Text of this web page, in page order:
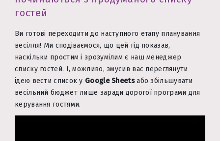
гостей
Ви готові переходити до наступного етапу планування
весілля! Ми сподіваємося, що цей гід показав,
наскільки простим і зрозумілим є наш менеджер
списку гостей. І, можливо, змусив вас переглянути
ідею вести список у Google Sheetsабо збільшувати
весільний бюджет лише заради дорогої програми для
керування гостями.